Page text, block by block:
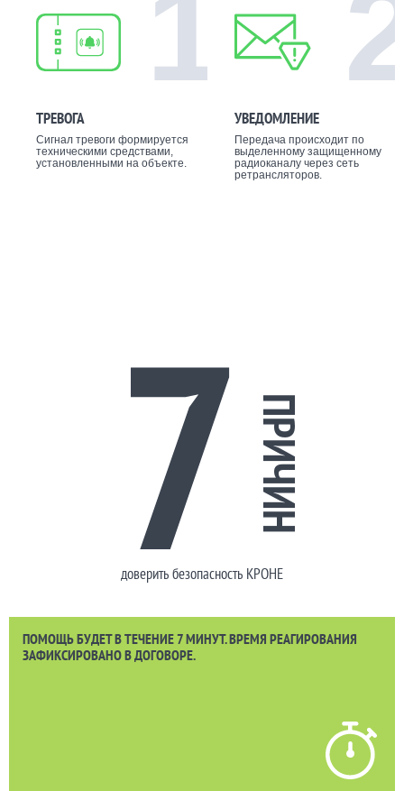
1
ТРЕВОГА
Сигнал тревоги формируется
техническими средствами,
установленными на объекте.
УВЕДОМЛЕНИЕ
Передача происходит по
выделенному защищенному
радиоканалу через сеть
ретрансляторов.
7 ПРИЧИН
доверить безопасность КРОНЕ
ПОМОЩЬ БУДЕТ В ТЕЧЕНИЕ 7 МИНУТ. ВРЕМЯ РЕАГИРОВАНИЯ
ЗАФИКСИРОВАНО В ДОГОВОРЕ.